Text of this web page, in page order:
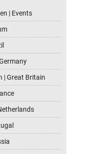
| Events
| Great Britain